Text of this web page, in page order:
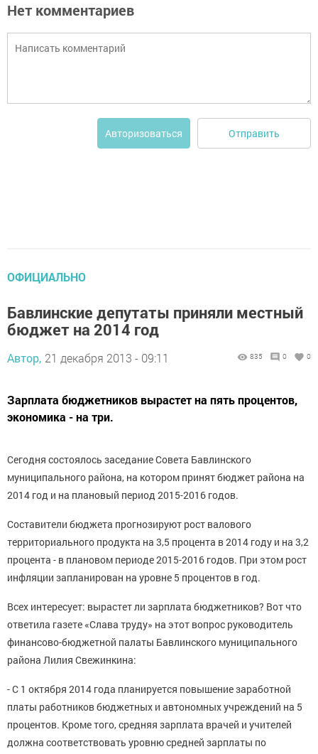
Нет комментариев
Авторизоваться Отправить
ОФИЦИАЛЬНО
Бавлинские депутаты приняли местный
бюджет на 2014 год
Автор, 21 декабря 2013 - 09:11 835 0 0
Зарплата бюджетников вырастет на пять процентов,
экономика - на три.
Сегодня состоялось заседание Совета Бавлинского
муниципального района, на котором принят бюджет района на
2014 год и на плановый период 2015-2016 годов.
Составители бюджета прогнозируют рост валового
территориального продукта на 3,5 процента в 2014 году и на 3,2
процента - в плановом периоде 2015-2016 годов. При этом рост
инфляции запланирован на уровне 5 процентов в год.
Всех интересует: вырастет ли зарплата бюджетников? Вот что
ответила газете «Слава труду» на этот вопрос руководитель
финансово-бюджетной палаты Бавлинского муниципального
района Лилия Свежинкина:
- С 1 октября 2014 года планируется повышение заработной
платы работников бюджетных и автономных учреждений на 5
процентов. Кроме того, средняя зарплата врачей и учителей
должна соответствовать уровню средней зарплаты по